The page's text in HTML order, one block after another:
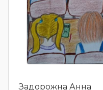
Задорожна Анна